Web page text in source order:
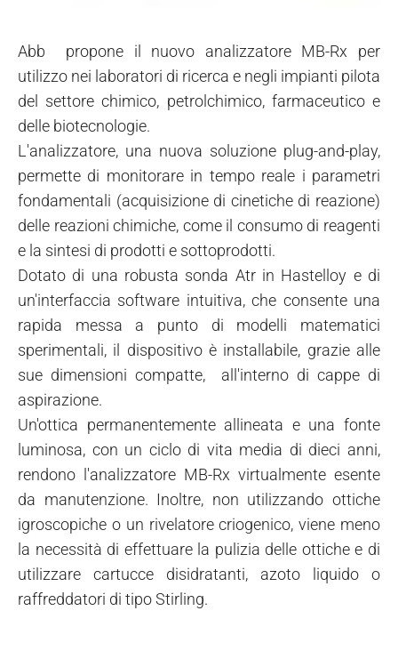
Abb propone il nuovo analizzatore MB-Rx per
utilizzo nei laboratori di ricerca e negli impianti pilota
del settore chimico, petrolchimico, farmaceutico e
delle biotecnologie.
L'analizzatore, una nuova soluzione plug-and-play,
permette di monitorare in tempo reale i parametri
fondamentali (acquisizione di cinetiche di reazione)
delle reazioni chimiche, come il consumo di reagenti
e la sintesi di prodotti e sottoprodotti.
Dotato di una robusta sonda Atr in Hastelloy e di
un'interfaccia software intuitiva, che consente una
rapida messa a punto di modelli matematici
sperimentali, il dispositivo è installabile, grazie alle
sue dimensioni compatte, all'interno di cappe di
aspirazione.
Un'ottica permanentemente allineata e una fonte
luminosa, con un ciclo di vita media di dieci anni,
rendono l'analizzatore MB-Rx virtualmente esente
da manutenzione. Inoltre, non utilizzando ottiche
igroscopiche o un rivelatore criogenico, viene meno
la necessità di effettuare la pulizia delle ottiche e di
utilizzare cartucce disidratanti, azoto liquido o
raffreddatori di tipo Stirling.